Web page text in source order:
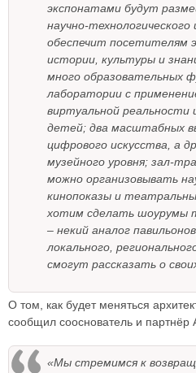
экспонатами будут
научно-
обеспечит посетителям
истории, культуры и
много образовательных
лаборатории с
виртуальной реальности
детей; два масштабных
цифрового искусства, а
музейного уровня; зал-
можно организовывать
кинопоказы и
хотим сделать шоурумы
– некий аналог
локального,
смогут рассказать о
О том, как будет меняться
сообщил сооснователь и
«Мы стремимся к